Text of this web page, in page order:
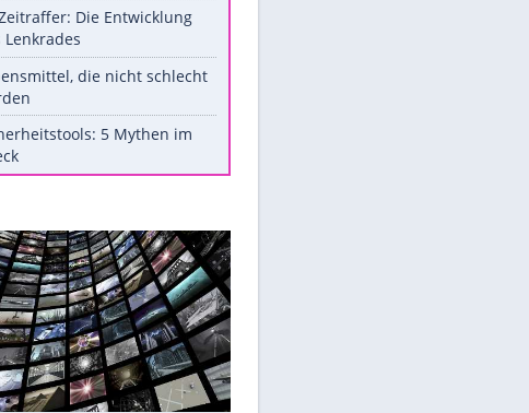
Verfassungsschutz beobachtet
Diese Promi-Outfits sorgten für
Aufruhr!
wirklich sinnvoll ist
"Infanti-No Go": Pressestimmen
zum Verbleib des FIFA-Chefs
Im Zeitraffer: Die Entwicklung
des Lenkrades
Lebensmittel, die nicht schlecht
werden